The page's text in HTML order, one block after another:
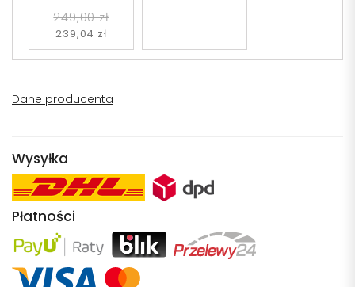
249,00 zł
239,04 zł
Dane producenta
Wysyłka
Płatności